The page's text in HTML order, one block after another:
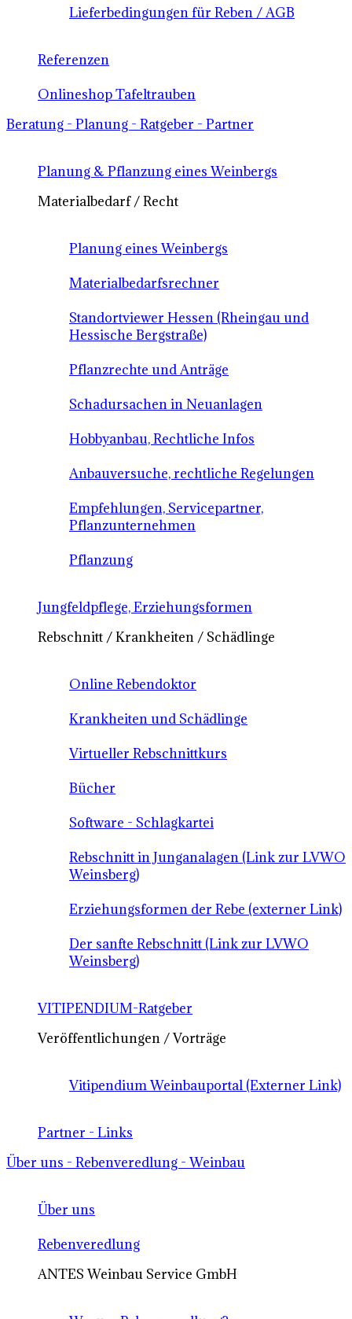
Lieferbedingungen für Reben / AGB
Referenzen
Onlineshop Tafeltrauben
Beratung - Planung - Ratgeber - Partner
Planung & Pflanzung eines Weinbergs
Materialbedarf / Recht
Planung eines Weinbergs
Materialbedarfsrechner
Standortviewer Hessen (Rheingau und
Hessische Bergstraße)
Pflanzrechte und Anträge
Schadursachen in Neuanlagen
Hobbyanbau, Rechtliche Infos
Anbauversuche, rechtliche Regelungen
Empfehlungen, Servicepartner,
Pflanzunternehmen
Pflanzung
Jungfeldpflege, Erziehungsformen
Rebschnitt / Krankheiten / Schädlinge
Online Rebendoktor
Krankheiten und Schädlinge
Virtueller Rebschnittkurs
Bücher
Software - Schlagkartei
Rebschnitt in Junganalagen (Link zur LVWO
Weinsberg)
Erziehungsformen der Rebe (externer Link)
Der sanfte Rebschnitt (Link zur LVWO
Weinsberg)
VITIPENDIUM-Ratgeber
Veröffentlichungen / Vorträge
Vitipendium Weinbauportal (Externer Link)
Partner - Links
Über uns - Rebenveredlung - Weinbau
Über uns
Rebenveredlung
ANTES Weinbau Service GmbH